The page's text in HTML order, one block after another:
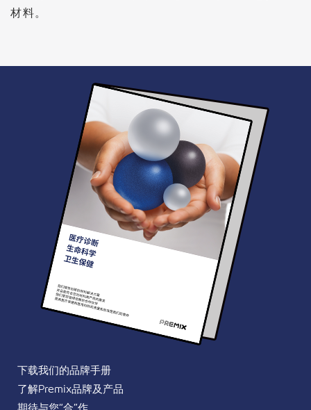
材料。
下载我们的品牌手册
了解Premix品牌及产品